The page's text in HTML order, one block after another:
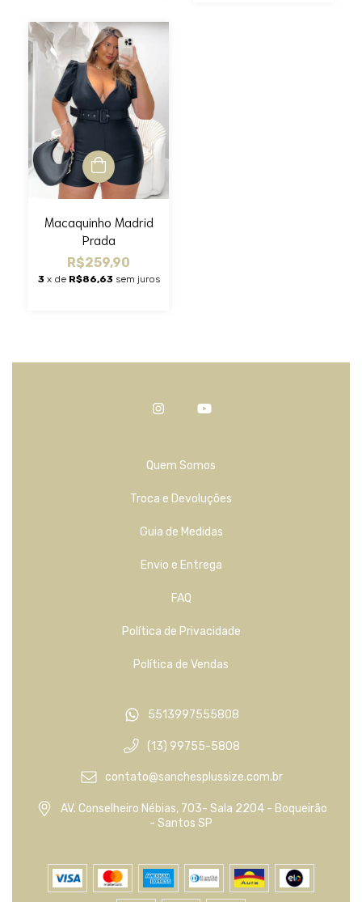
Macaquinho Madrid
Prada
R$259,90
3 x de R$86,63 sem juros
Quem Somos
Troca e Devoluções
Guia de Medidas
Envio e Entrega
FAQ
Política de Privacidade
Política de Vendas
5513997555808
(13) 99755-5808
contato@sanchesplussize.com.br
AV. Conselheiro Nébias, 703- Sala 2204 - Boqueirão
- Santos SP